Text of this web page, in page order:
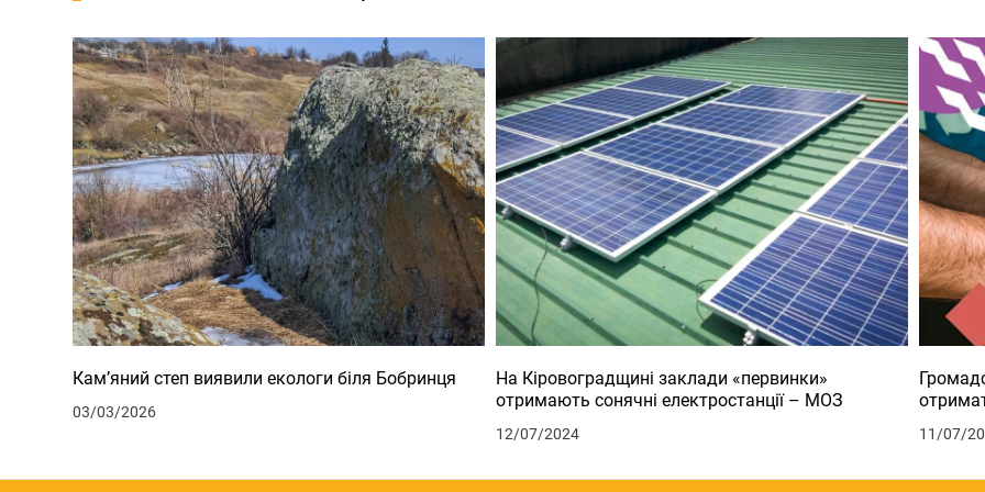
Кам’яний степ виявили екологи біля Бобринця
03/03/2026
На Кіровоградщині заклади «первинки»
отримають сонячні електростанції – МОЗ
12/07/2024 11/07/